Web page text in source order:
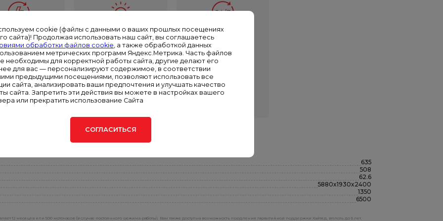
100 МВт
арендной
Служба
экстренного
реагирования
Сервисная служба в
каждом филиале —
круглосуточная
поддержка
Круглосуточный
оператор
Всегда на связи —
Диспетчерский
центр 24/7
635
508
62.6
5880x1930x2400
1350
6500
12 месяцев или 500 моточасов (в случае постоянного режима работы). Вам также доступна возможность продления гарантийной поддержки Хайтед, вплоть до 5 лет.
cookie (файлы с данными о ваших прошлых посещениях
сайта)! Продолжая использовать наш сайт, вы соглашаетесь
обработки файлов cookie , а также обработкой данных
метрических программ Яндекс.Метрика. Часть файлов
необходимы для корректной работы сайта, другие делают его
для вас — персонализируют содержимое, в соответствии
предыдущими посещениями, позволяют использовать все
сайта, анализировать ваши предпочтения и улучшать качество
сайта. Запретить эти действия вы можете в настройках вашего
или прекратить использование Сайта
СОГЛАСИТЬСЯ